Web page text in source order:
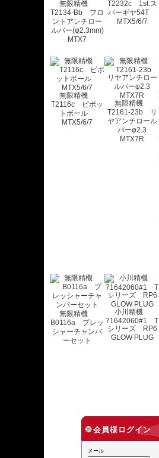
無限精機
T2134-Bb フロ
ントアンチロー
ルバー(φ2.3mm)
MTX7
T2232c 1st.ス
パーギヤ54T
MTX5/6/7
無限精機
T2116c ピボッ
トボール
MTX5/6/7
無限精機
T2161-23b リ
ヤアンチロール
バーφ2.3
MTX7R
無限精機
B0116a プレッ
シャーチャンバ
ーセット
小川精機
71642060#1 T
シリーズ RP6
GLOW PLUG
会員様ログイン
メール